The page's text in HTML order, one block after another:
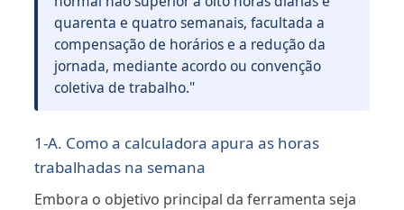
quarenta e quatro semanais, facultada a
compensação de horários e a redução da
jornada, mediante acordo ou convenção
coletiva de trabalho."
1-A. Como a calculadora apura as horas
trabalhadas na semana
Embora o objetivo principal da ferramenta seja